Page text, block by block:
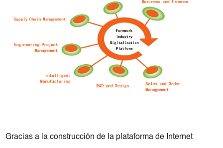
Gracias a la construcción de la plataforma de Internet